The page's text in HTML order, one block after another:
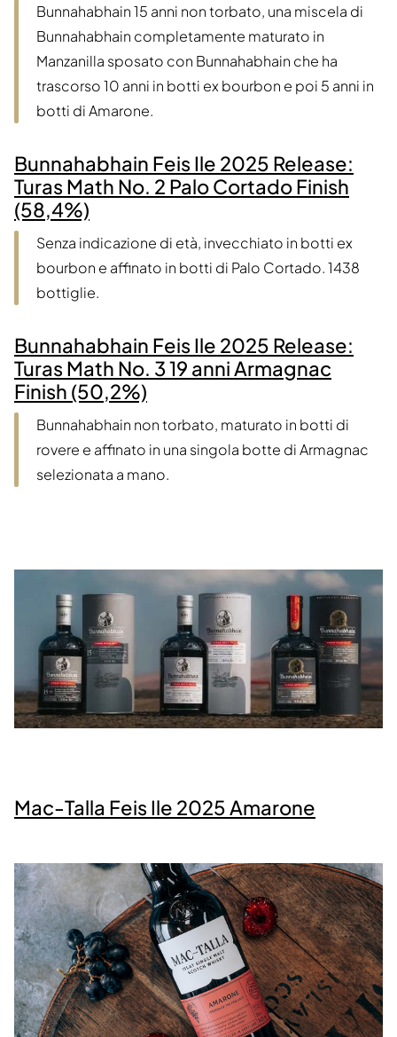
Bunnahabhain 15 anni non torbato, una miscela di
Bunnahabhain completamente maturato in
Manzanilla sposato con Bunnahabhain che ha
trascorso 10 anni in botti ex bourbon e poi 5 anni in
botti di Amarone.
Bunnahabhain Feis Ile 2025 Release:
Turas Math No. 2 Palo Cortado Finish
(58,4%)
Senza indicazione di età, invecchiato in botti ex
bourbon e affinato in botti di Palo Cortado. 1438
bottiglie.
Bunnahabhain Feis Ile 2025 Release:
Turas Math No. 3 19 anni Armagnac
Finish (50,2%)
Bunnahabhain non torbato, maturato in botti di
rovere e affinato in una singola botte di Armagnac
selezionata a mano.
Mac-Talla Feis Ile 2025 Amarone